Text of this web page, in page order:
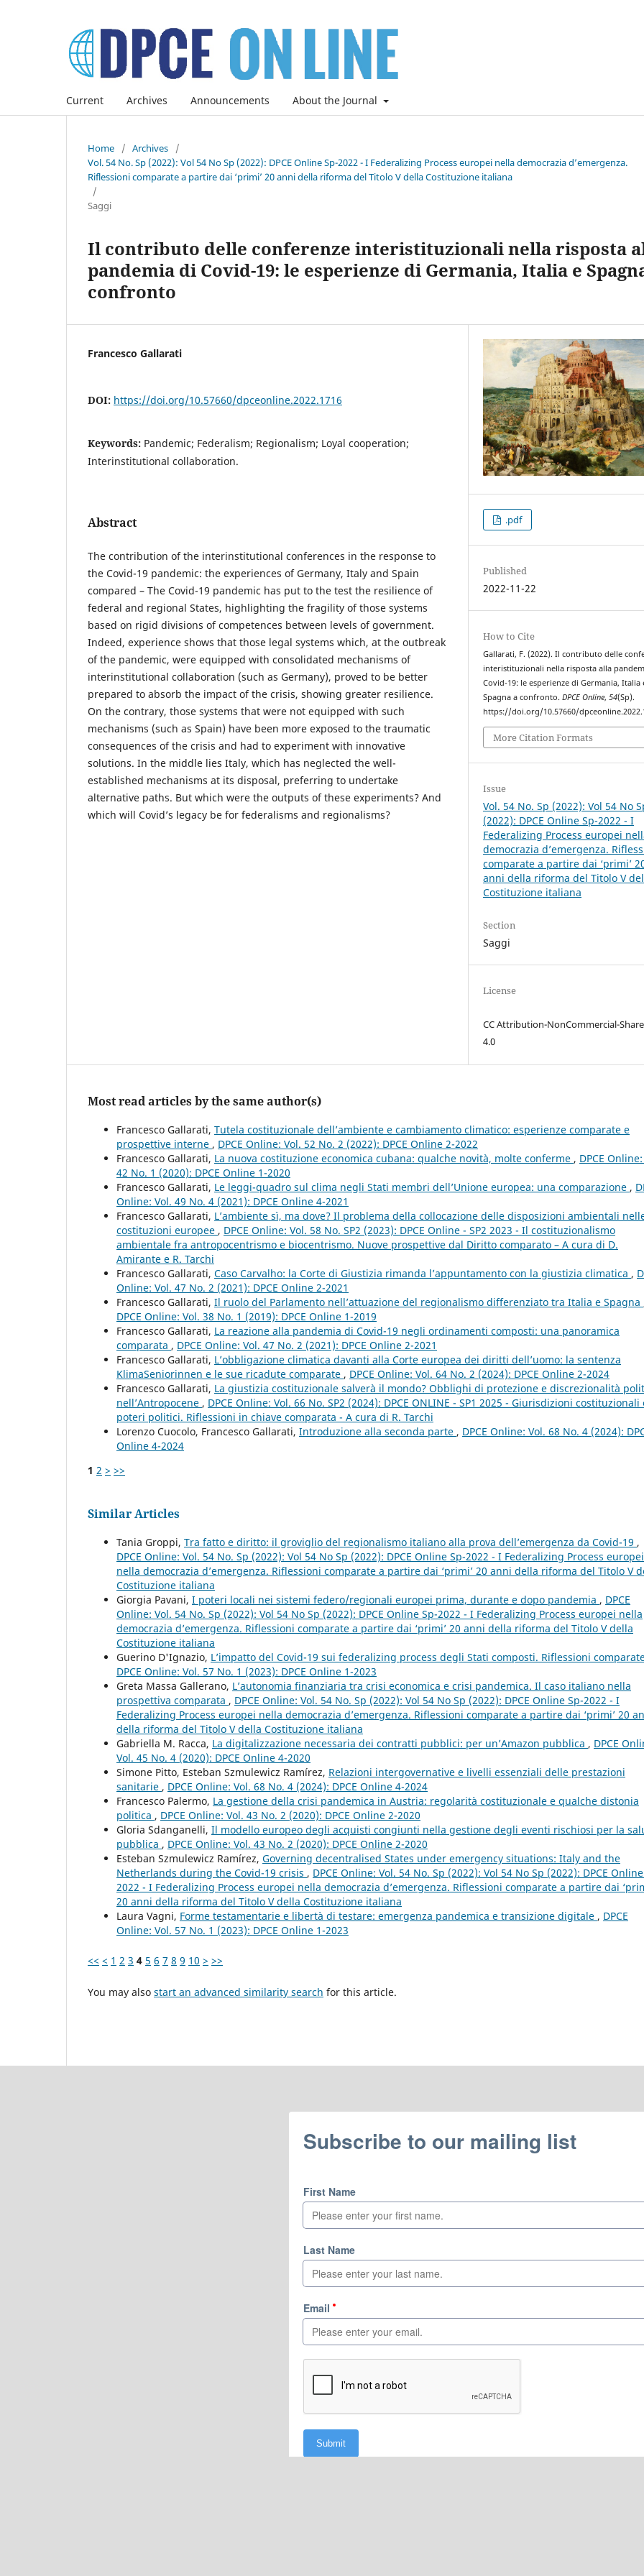
Current Archives Announcements About the Journal
Home / Archives
/
Vol. 54 No. Sp (2022): Vol 54 No Sp (2022): DPCE Online Sp-2022 - I Federalizing Process europei nella democrazia d’emergenza.
Riflessioni comparate a partire dai ‘primi’ 20 anni della riforma del Titolo V della Costituzione italiana
/
Saggi
Il contributo delle conferenze interistituzionali nella risposta
pandemia di Covid-19: le esperienze di Germania, Italia e
confronto
Francesco Gallarati
DOI: https://doi.org/10.57660/dpceonline.2022.1716
Keywords: Pandemic; Federalism; Regionalism; Loyal cooperation;
Interinstitutional collaboration.
Abstract
The contribution of the interinstitutional conferences in the response to
the Covid-19 pandemic: the experiences of Germany, Italy and Spain
compared – The Covid-19 pandemic has put to the test the resilience of
federal and regional States, highlighting the fragility of those systems
based on rigid divisions of competences between levels of government.
Indeed, experience shows that those legal systems which, at the outbreak
of the pandemic, were equipped with consolidated mechanisms of
interinstitutional collaboration (such as Germany), proved to be better
prepared to absorb the impact of the crisis, showing greater resilience.
On the contrary, those systems that were not equipped with such
mechanisms (such as Spain) have been more exposed to the traumatic
consequences of the crisis and had to experiment with innovative
solutions. In the middle lies Italy, which has neglected the well-
established mechanisms at its disposal, preferring to undertake
alternative paths. But which were the outputs of these experiments? And
which will Covid’s legacy be for federalisms and regionalisms?
.pdf
Published
2022-11-22
How to Cite
Gallarati, F. (2022). Il contributo delle
interistituzionali nella risposta alla
Covid-19: le esperienze di Germania, Italia
Spagna a confronto.DPCE Online,54(Sp).
https://doi.org/10.57660/
More Citation Formats
Issue
Vol. 54 No. Sp (2022): Vol 54 No
(2022): DPCE Online Sp-2022 - I
Federalizing Process europei
democrazia d’emergenza.
comparate a partire dai ‘primi’
anni della riforma del Titolo V
Costituzione italiana
Section
Saggi
License
CC Attribution-NonCommercial-
4.0
Most read articles by the same author(s)
Francesco Gallarati, Tutela costituzionale dell’ambiente e cambiamento climatico: esperienze comparate e
prospettive interne , DPCE Online: Vol. 52 No. 2 (2022): DPCE Online 2-2022
Francesco Gallarati, La nuova costituzione economica cubana: qualche novità, molte conferme , DPCE
42 No. 1 (2020): DPCE Online 1-2020
Francesco Gallarati, Le leggi-quadro sul clima negli Stati membri dell’Unione europea: una comparazione ,
Online: Vol. 49 No. 4 (2021): DPCE Online 4-2021
Francesco Gallarati, L’ambiente sì, ma dove? Il problema della collocazione delle disposizioni ambientali
costituzioni europee , DPCE Online: Vol. 58 No. SP2 (2023): DPCE Online - SP2 2023 - Il costituzionalismo
ambientale fra antropocentrismo e biocentrismo. Nuove prospettive dal Diritto comparato – A cura di D.
Amirante e R. Tarchi
Francesco Gallarati, Caso Carvalho: la Corte di Giustizia rimanda l’appuntamento con la giustizia climatica ,
Online: Vol. 47 No. 2 (2021): DPCE Online 2-2021
Francesco Gallarati, Il ruolo del Parlamento nell’attuazione del regionalismo differenziato tra Italia e Spagna
DPCE Online: Vol. 38 No. 1 (2019): DPCE Online 1-2019
Francesco Gallarati, La reazione alla pandemia di Covid-19 negli ordinamenti composti: una panoramica
comparata , DPCE Online: Vol. 47 No. 2 (2021): DPCE Online 2-2021
Francesco Gallarati, L’obbligazione climatica davanti alla Corte europea dei diritti dell’uomo: la sentenza
KlimaSeniorinnen e le sue ricadute comparate , DPCE Online: Vol. 64 No. 2 (2024): DPCE Online 2-2024
Francesco Gallarati, La giustizia costituzionale salverà il mondo? Obblighi di protezione e discrezionalità
nell’Antropocene , DPCE Online: Vol. 66 No. SP2 (2024): DPCE ONLINE - SP1 2025 - Giurisdizioni costituzionali
poteri politici. Riflessioni in chiave comparata - A cura di R. Tarchi
Lorenzo Cuocolo, Francesco Gallarati, Introduzione alla seconda parte , DPCE Online: Vol. 68 No. 4 (2024):
Online 4-2024
1 2 > >>
Similar Articles
Tania Groppi, Tra fatto e diritto: il groviglio del regionalismo italiano alla prova dell’emergenza da Covid-19 ,
DPCE Online: Vol. 54 No. Sp (2022): Vol 54 No Sp (2022): DPCE Online Sp-2022 - I Federalizing Process europei
nella democrazia d’emergenza. Riflessioni comparate a partire dai ‘primi’ 20 anni della riforma del Titolo V
Costituzione italiana
Giorgia Pavani, I poteri locali nei sistemi federo/regionali europei prima, durante e dopo pandemia , DPCE
Online: Vol. 54 No. Sp (2022): Vol 54 No Sp (2022): DPCE Online Sp-2022 - I Federalizing Process europei nella
democrazia d’emergenza. Riflessioni comparate a partire dai ‘primi’ 20 anni della riforma del Titolo V della
Costituzione italiana
Guerino D'Ignazio, L’impatto del Covid-19 sui federalizing process degli Stati composti. Riflessioni
DPCE Online: Vol. 57 No. 1 (2023): DPCE Online 1-2023
Greta Massa Gallerano, L’autonomia finanziaria tra crisi economica e crisi pandemica. Il caso italiano nella
prospettiva comparata , DPCE Online: Vol. 54 No. Sp (2022): Vol 54 No Sp (2022): DPCE Online Sp-2022 - I
Federalizing Process europei nella democrazia d’emergenza. Riflessioni comparate a partire dai ‘primi’ 20
della riforma del Titolo V della Costituzione italiana
Gabriella M. Racca, La digitalizzazione necessaria dei contratti pubblici: per un’Amazon pubblica , DPCE
Vol. 45 No. 4 (2020): DPCE Online 4-2020
Simone Pitto, Esteban Szmulewicz Ramírez, Relazioni intergovernative e livelli essenziali delle prestazioni
sanitarie , DPCE Online: Vol. 68 No. 4 (2024): DPCE Online 4-2024
Francesco Palermo, La gestione della crisi pandemica in Austria: regolarità costituzionale e qualche distonia
politica , DPCE Online: Vol. 43 No. 2 (2020): DPCE Online 2-2020
Gloria Sdanganelli, Il modello europeo degli acquisti congiunti nella gestione degli eventi rischiosi per la
pubblica , DPCE Online: Vol. 43 No. 2 (2020): DPCE Online 2-2020
Esteban Szmulewicz Ramírez, Governing decentralised States under emergency situations: Italy and the
Netherlands during the Covid-19 crisis , DPCE Online: Vol. 54 No. Sp (2022): Vol 54 No Sp (2022): DPCE
2022 - I Federalizing Process europei nella democrazia d’emergenza. Riflessioni comparate a partire dai
20 anni della riforma del Titolo V della Costituzione italiana
Laura Vagni, Forme testamentarie e libertà di testare: emergenza pandemica e transizione digitale , DPCE
Online: Vol. 57 No. 1 (2023): DPCE Online 1-2023
<< < 1 2 3 4 5 6 7 8 9 10 > >>
You may also start an advanced similarity search for this article.